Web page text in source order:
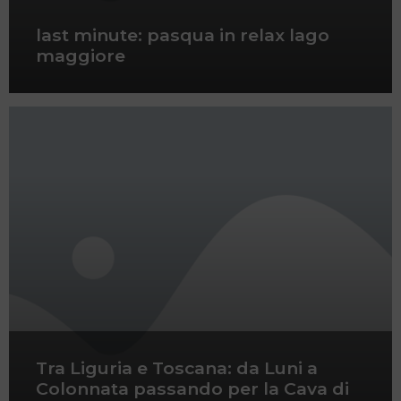
last minute: pasqua in relax lago
maggiore
Tra Liguria e Toscana: da Luni a
Colonnata passando per la Cava di